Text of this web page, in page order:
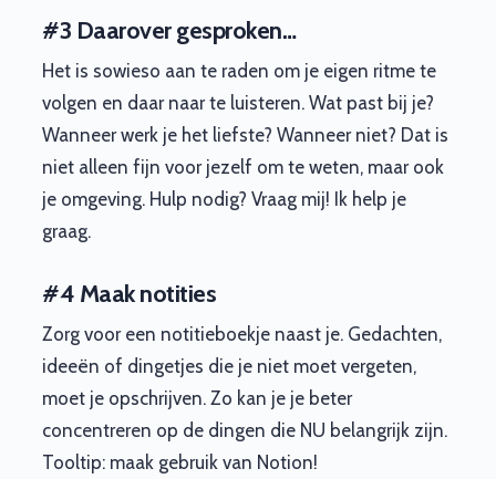
#3 Daarover gesproken…
Het is sowieso aan te raden om je eigen ritme te
volgen en daar naar te luisteren. Wat past bij je?
Wanneer werk je het liefste? Wanneer niet? Dat is
niet alleen fijn voor jezelf om te weten, maar ook
je omgeving. Hulp nodig? Vraag mij! Ik help je
graag.
#4 Maak notities
Zorg voor een notitieboekje naast je. Gedachten,
ideeën of dingetjes die je niet moet vergeten,
moet je opschrijven. Zo kan je je beter
concentreren op de dingen die NU belangrijk zijn.
Tooltip: maak gebruik van Notion!